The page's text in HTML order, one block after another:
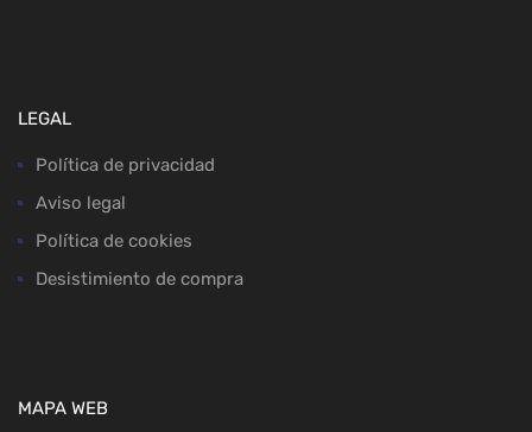
LEGAL
Política de privacidad
Aviso legal
Política de cookies
Desistimiento de compra
MAPA WEB